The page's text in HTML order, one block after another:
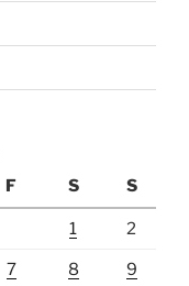
F S S
1 2
7 8 9